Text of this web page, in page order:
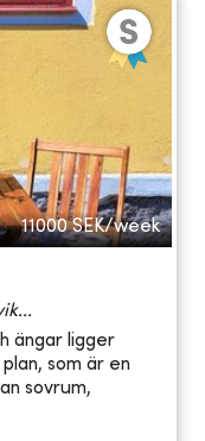
11000 SEK/week
ängar ligger
som är en
sovrum,